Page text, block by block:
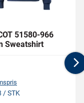
51580-966
Sweatshirt
/ STK